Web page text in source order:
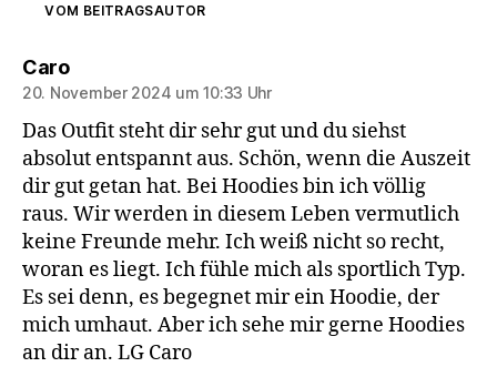
VOM BEITRAGSAUTOR
Carosagt:
20. November 2024 um 10:33 Uhr
Das Outfit steht dir sehr gut und du siehst
absolut entspannt aus. Schön, wenn die Auszeit
dir gut getan hat. Bei Hoodies bin ich völlig
raus. Wir werden in diesem Leben vermutlich
keine Freunde mehr. Ich weiß nicht so recht,
woran es liegt. Ich fühle mich als sportlich Typ.
Es sei denn, es begegnet mir ein Hoodie, der
mich umhaut. Aber ich sehe mir gerne Hoodies
an dir an. LG Caro